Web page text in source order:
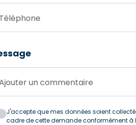
Téléphone
un commentaire
J'accepte que mes données soient
cadre de cette demande conformément à